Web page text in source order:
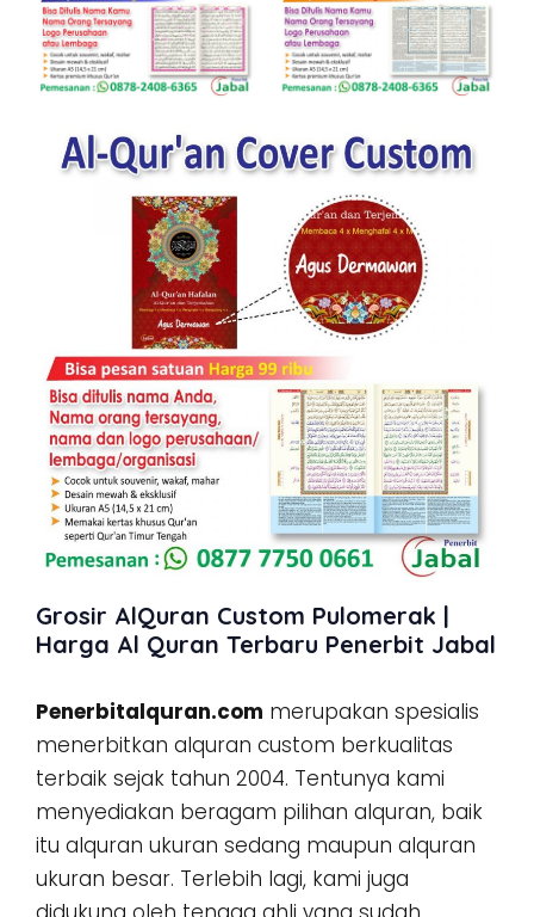
Grosir AlQuran Custom Pulomerak |
Harga Al Quran Terbaru Penerbit Jabal
Penerbitalquran.com merupakan spesialis
menerbitkan alquran custom berkualitas
terbaik sejak tahun 2004. Tentunya kami
menyediakan beragam pilihan alquran, baik
itu alquran ukuran sedang maupun alquran
ukuran besar. Terlebih lagi, kami juga